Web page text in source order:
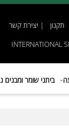
|יצירת קשר
שומר ומבנים ניידים